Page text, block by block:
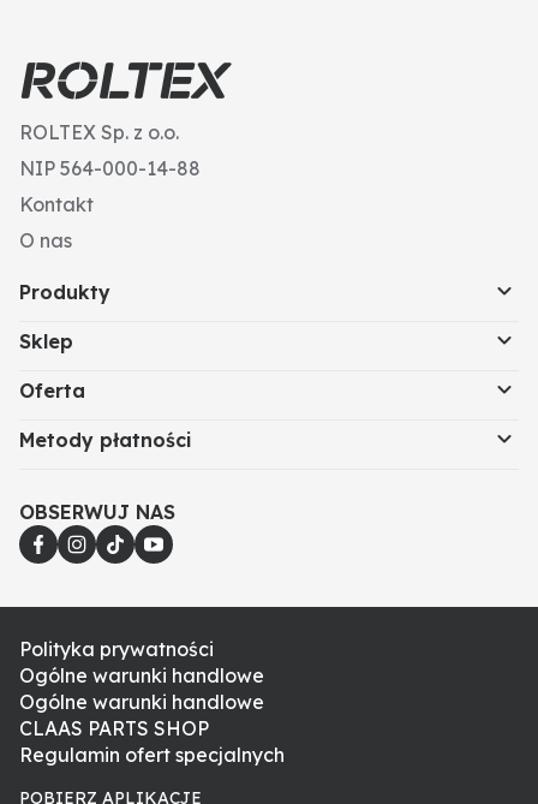
ROLTEX Sp. z o.o.
NIP 564-000-14-88
Kontakt
O nas
Produkty
Sklep
Oferta
Metody płatności
OBSERWUJ NAS
Polityka prywatności
Ogólne warunki handlowe
Ogólne warunki handlowe
CLAAS PARTS SHOP
Regulamin ofert specjalnych
POBIERZ APLIKACJE